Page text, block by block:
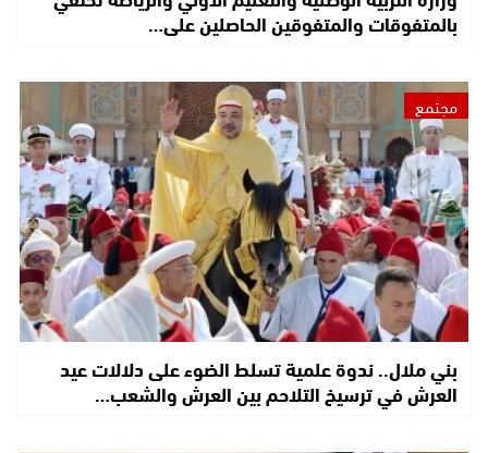
بالمتفوقات والمتفوقين الحاصلين على…
مجتمع
بني ملال.. ندوة علمية تسلط الضوء على دلالات عيد
العرش في ترسيخ التلاحم بين العرش والشعب…